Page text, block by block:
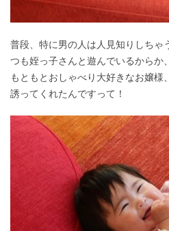
普段、特に男の人は人見知りしちゃ
つも姪っ子さんと遊んでいるからか
もともとおしゃべり大好きなお嬢様
誘ってくれたんですって！